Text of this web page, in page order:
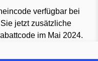
verfügbar bei
jetzt zusätzliche
im Mai 2024.